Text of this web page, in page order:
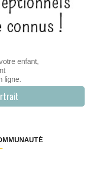
enfant,
ligne.